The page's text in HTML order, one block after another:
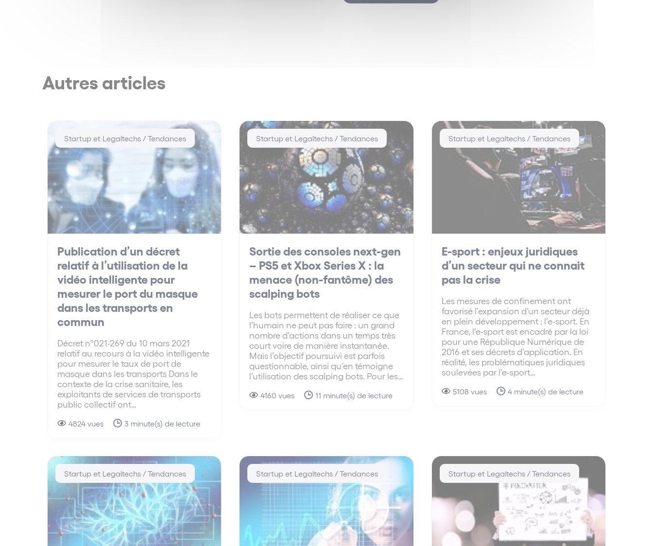
Autres articles
Startup et Legaltechs / Tendances
Publication d’un décret
relatif à l’utilisation de la
vidéo intelligente pour
mesurer le port du masque
dans les transports en
commun
Décret n°021-269 du 10 mars 2021
relatif au recours à la vidéo intelligente
pour mesurer le taux de port de
masque dans les transports Dans le
contexte de la crise sanitaire, les
exploitants de services de transports
public collectif ont…
4824 vues 3 minute(s) de lecture
Startup et Legaltechs / Tendances
Sortie des consoles next-gen
– PS5 et Xbox Series X : la
menace (non-fantôme) des
scalping bots
Les bots permettent de réaliser ce que
l’humain ne peut pas faire : un grand
nombre d’actions dans un temps très
court voire de manière instantanée.
Mais l’objectif poursuivi est parfois
questionnable, ainsi qu’en témoigne
l’utilisation des scalping bots. Pour les…
4160 vues 11 minute(s) de lecture
Startup et Legaltechs / Tendances
E-sport : enjeux juridiques
d’un secteur qui ne connait
pas la crise
Les mesures de confinement ont
favorisé l’expansion d’un secteur déjà
en plein développement : l’e-sport. En
France, l’e-sport est encadré par la loi
pour une République Numérique de
2016 et ses décrets d’application. En
réalité, les problématiques juridiques
soulevées par l’e-sport…
5108 vues 4 minute(s) de lecture
Startup et Legaltechs / Tendances Startup et Legaltechs / Tendances Startup et Legaltechs / Tendances